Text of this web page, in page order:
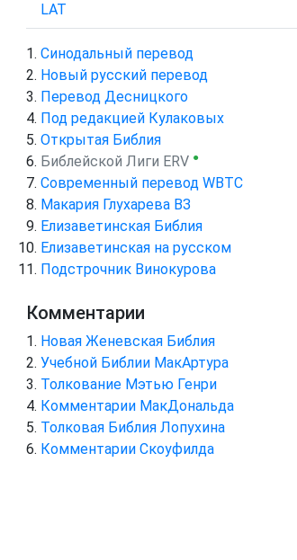
LAT
Синодальный перевод
Новый русский перевод
Перевод Десницкого
Под редакцией Кулаковых
Открытая Библия
Библейской Лиги ERV ●
Cовременный перевод WBTC
Макария Глухарева ВЗ
Елизаветинская Библия
Елизаветинская на русском
Подстрочник Винокурова
Комментарии
Новая Женевская Библия
Учебной Библии МакАртура
Толкование Мэтью Генри
Комментарии МакДональда
Толковая Библия Лопухина
Комментарии Скоуфилда